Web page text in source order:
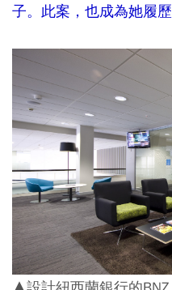
子。此案，也成為她履歷